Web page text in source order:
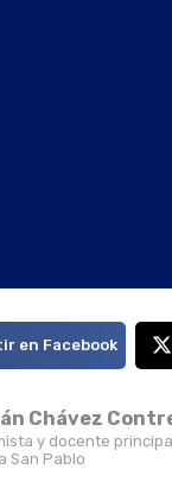
en Facebook
Chávez
y docente
San Pablo